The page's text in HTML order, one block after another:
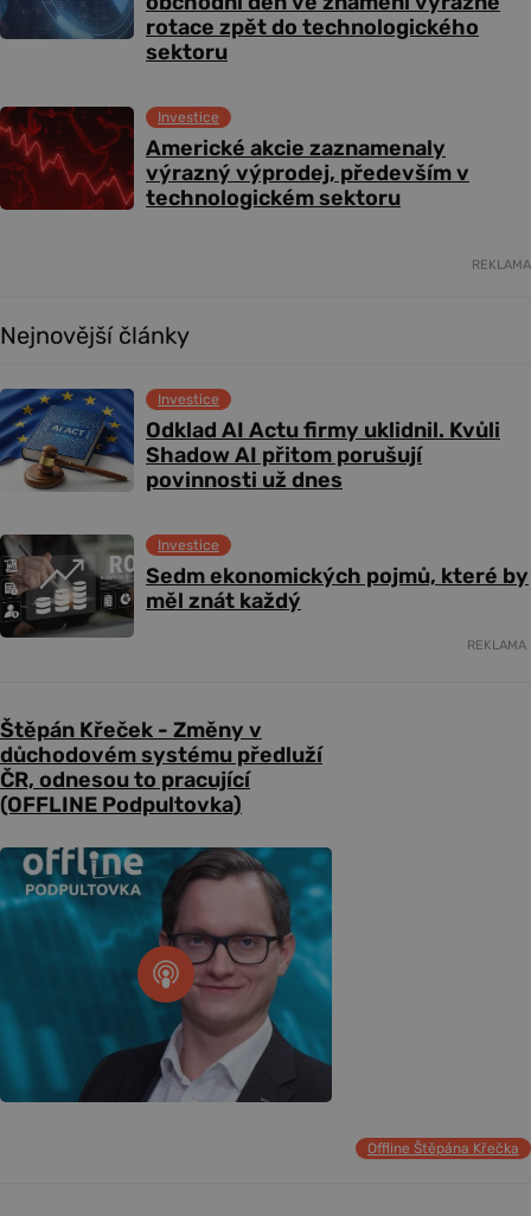
rotace zpět do technologického
sektoru
Americké akcie zaznamenaly
výrazný výprodej, především v
technologickém sektoru
Investice
REKLAMA
Nejnovější články
Odklad AI Actu firmy uklidnil. Kvůli
Shadow AI přitom porušují
povinnosti už dnes
Investice
Sedm ekonomických pojmů, které by
měl znát každý
Investice
REKLAMA
Štěpán Křeček - Změny v
důchodovém systému předluží
ČR, odnesou to pracující
(OFFLINE Podpultovka)
Offline Štěpána Křečka